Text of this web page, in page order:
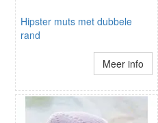
Hipster muts met dubbele
rand
Meer info